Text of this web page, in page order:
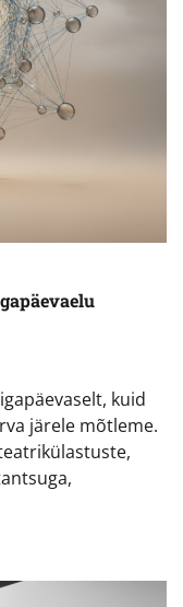
kuid
järele mõtleme.